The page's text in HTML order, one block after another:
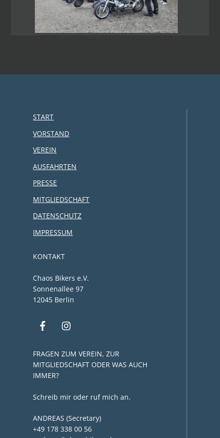
START
VORSTAND
VEREIN
AUSFAHRTEN
PRESSE
MITGLIEDSCHAFT
DATENSCHUTZ
IMPRESSUM
KONTAKT
Chaos Bikers e.V.
Sonnenallee 97
12045 Berlin
FRAGEN ZUM VEREIN, ZUR
MITGLIEDSCHAFT ODER WAS AUCH
IMMER?
Schreib mir oder ruf mich an.
ANDREAS (Secretary)
+49 178 338 00 56